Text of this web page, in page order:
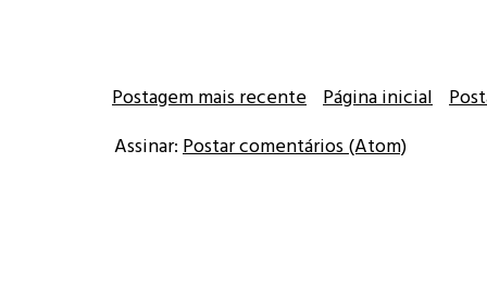
Postagem mais recente Página inicial
Assinar: Postar comentários (Atom)